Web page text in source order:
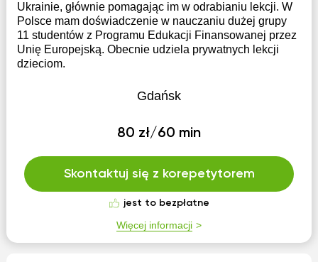
Ukrainie, głównie pomagając im w odrabianiu lekcji. W
Polsce mam doświadczenie w nauczaniu dużej grupy
11 studentów z Programu Edukacji Finansowanej przez
Unię Europejską. Obecnie udziela prywatnych lekcji
dzieciom.
Gdańsk
80 zł/60 min
Skontaktuj się z korepetytorem
jest to bezpłatne
Więcej informacji